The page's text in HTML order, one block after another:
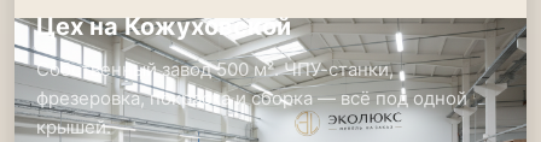
Цех на Кожуховской
Собственный завод 500 м². ЧПУ-станки,
фрезеровка, покраска и сборка — всё под одной
крышей.